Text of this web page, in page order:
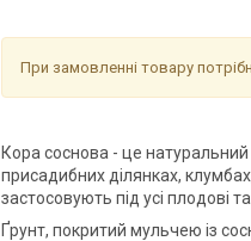
При замовленні товару
Кора соснова - це
присадибних ділянках,
застосовують під усі плодові
Ґрунт, покритий мульчею із